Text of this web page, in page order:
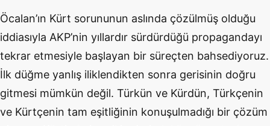
Öcalan’ın Kürt sorununun aslında çözülmüş olduğu
iddiasıyla AKP’nin yıllardır sürdürdüğü propagandayı
tekrar etmesiyle başlayan bir süreçten bahsediyoruz.
İlk düğme yanlış iliklendikten sonra gerisinin doğru
gitmesi mümkün değil. Türkün ve Kürdün, Türkçenin
ve Kürtçenin tam eşitliğinin konuşulmadığı bir çözüm